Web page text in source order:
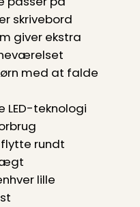
skrivebord
giver ekstra
med at falde
LED-teknologi
rundt
lille